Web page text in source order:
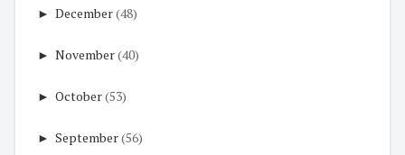
► December(48)
► November(40)
► October(53)
► September(56)